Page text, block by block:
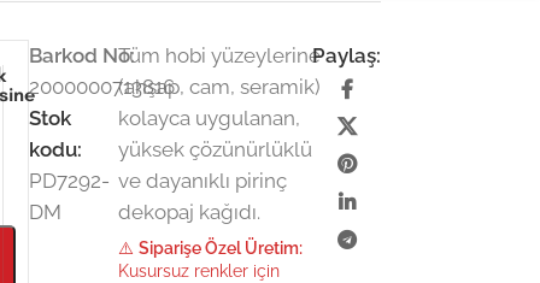
Barkod No:
2000000713816
Stok
kodu:
PD7292-
DM
Tüm hobi yüzeylerine
(ahşap, cam, seramik)
kolayca uygulanan,
yüksek çözünürlüklü
ve dayanıklı pirinç
dekopaj kağıdı.
⚠️ Siparişe Özel Üretim:
Kusursuz renkler için
Paylaş: